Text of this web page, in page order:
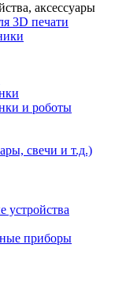
аксессуары
3D печати
и роботы
свечи и т.д.)
устройства
приборы